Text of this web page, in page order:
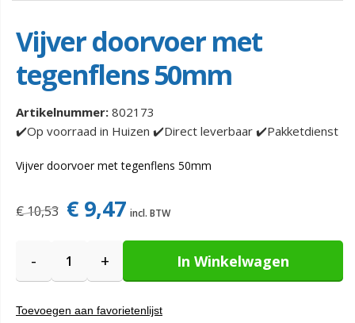
Vijver doorvoer met
tegenflens 50mm
Artikelnummer: 802173
✔️Op voorraad in Huizen ✔️Direct leverbaar ✔️Pakketdienst
Vijver doorvoer met tegenflens 50mm
€ 9,47
€ 10,53
- + In Winkelwagen
Toevoegen aan favorietenlijst